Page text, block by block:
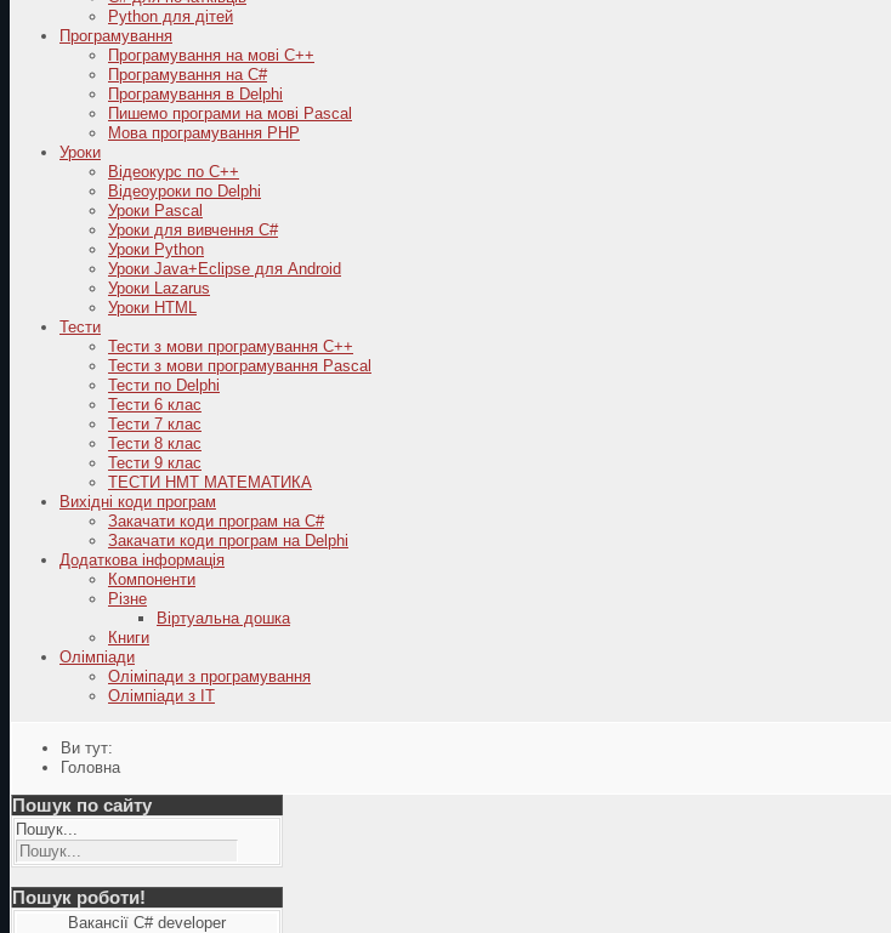
Python для дітей
Програмування
Програмування на мові C++
Програмування на C#
Програмування в Delphi
Пишемо програми на мові Pascal
Мова програмування PHP
Уроки
Відеокурс по С++
Відеоуроки по Delphi
Уроки Pascal
Уроки для вивчення C#
Уроки Python
Уроки Java+Eclipse для Android
Уроки Lazarus
Уроки HTML
Тести
Тести з мови програмування C++
Тести з мови програмування Pascal
Тести по Delphi
Тести 6 клас
Тести 7 клас
Тести 8 клас
Тести 9 клас
ТЕСТИ НМТ МАТЕМАТИКА
Вихідні коди програм
Закачати коди програм на C#
Закачати коди програм на Delphi
Додаткова інформація
Компоненти
Різне
Віртуальна дошка
Книги
Олімпіади
Оліміпади з програмування
Олімпіади з ІТ
Ви тут:
Головна
Пошук по сайту
Пошук...
Пошук роботи!
Вакансії C# developer